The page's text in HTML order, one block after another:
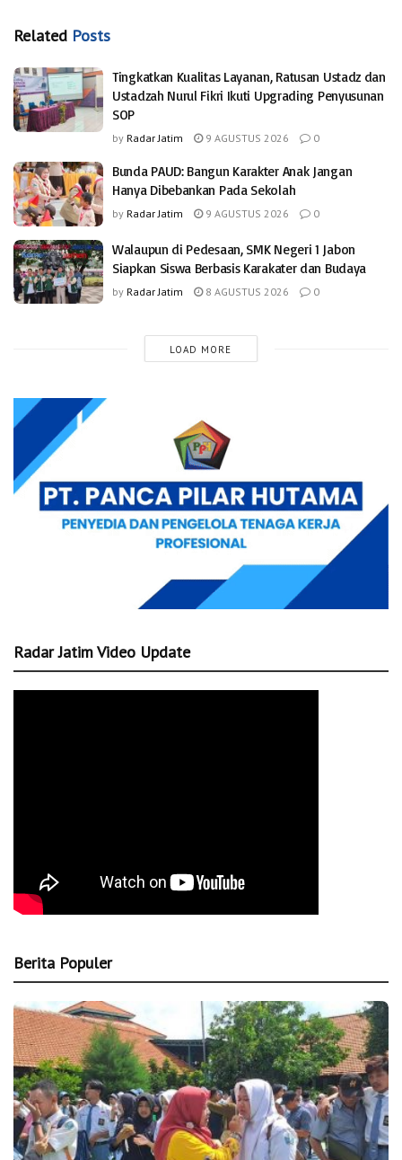
Related Posts
Tingkatkan Kualitas Layanan, Ratusan Ustadz dan
Ustadzah Nurul Fikri Ikuti Upgrading Penyusunan
SOP
by Radar Jatim 9 AGUSTUS 2026 0
Bunda PAUD: Bangun Karakter Anak Jangan
Hanya Dibebankan Pada Sekolah
by Radar Jatim 9 AGUSTUS 2026 0
Walaupun di Pedesaan, SMK Negeri 1 Jabon
Siapkan Siswa Berbasis Karakater dan Budaya
by Radar Jatim 8 AGUSTUS 2026 0
LOAD MORE
Radar Jatim Video Update
Berita Populer